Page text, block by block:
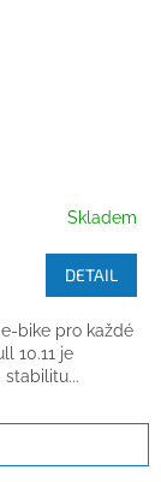
Skladem
DETAIL
bike pro každé
10.11 je